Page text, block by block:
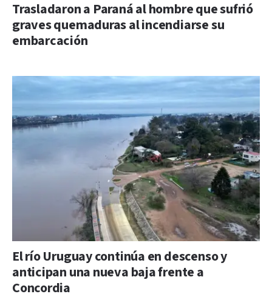
Trasladaron a Paraná al hombre que sufrió
graves quemaduras al incendiarse su
embarcación
El río Uruguay continúa en descenso y
anticipan una nueva baja frente a
Concordia